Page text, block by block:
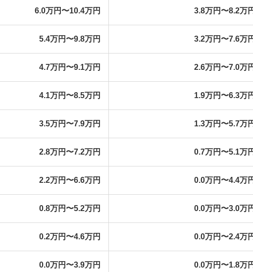
6.0万円〜10.4万円 3.8万円〜8.2万
5.4万円〜9.8万円 3.2万円〜7.6万
4.7万円〜9.1万円 2.6万円〜7.0万
4.1万円〜8.5万円 1.9万円〜6.3万
3.5万円〜7.9万円 1.3万円〜5.7万
2.8万円〜7.2万円 0.7万円〜5.1万
2.2万円〜6.6万円 0.0万円〜4.4万
0.8万円〜5.2万円 0.0万円〜3.0万
0.2万円〜4.6万円 0.0万円〜2.4万
0.0万円〜3.9万円 0.0万円〜1.8万